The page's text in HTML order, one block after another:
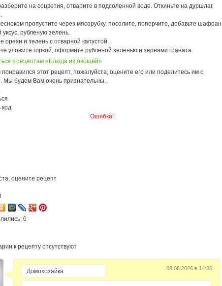
на соцветия, отварите в подсоленной воде. Откиньте на дуршлаг,
пропустите через мясорубку, посолите, поперчите, добавьте
рубленую зелень.
орехи и зелень с отварной капустой.
уложите горкой, оформите рубленой зеленью и зернами граната.
к рецептам «Блюда из овощей»
этот рецепт, пожалуйста, оцените его или поделитесь им с
Мы будем Вам очень признательны.
код
Ошибка!
оцените рецепт
0
к рецепту отсутствуют
08.08.2026 в 14:35